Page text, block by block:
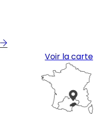
Voir la carte